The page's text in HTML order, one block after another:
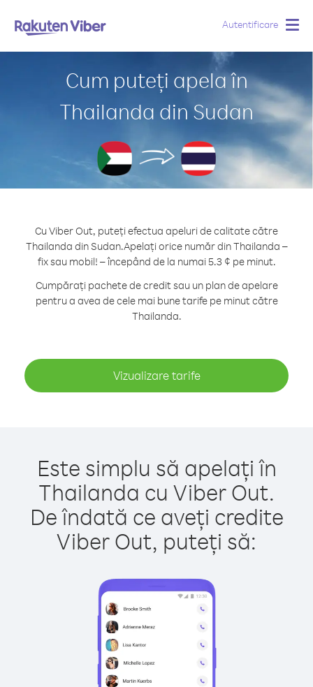
Autentificare
Cum puteți apela în
Thailanda din Sudan
Cu Viber Out, puteți efectua apeluri de calitate către
Thailanda din Sudan.Apelați orice număr din Thailanda –
fix sau mobil! – începând de la numai 5.3 ¢ pe minut.
Cumpărați pachete de credit sau un plan de apelare
pentru a avea de cele mai bune tarife pe minut către
Thailanda.
Vizualizare tarife
Este simplu să apelați în
Thailanda cu Viber Out.
De îndată ce aveți credite
Viber Out, puteți să: